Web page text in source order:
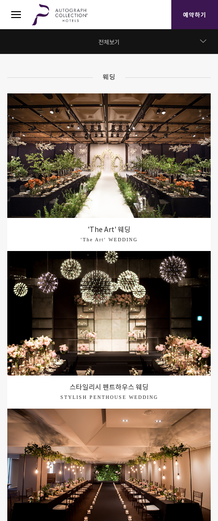
예약하기
전체보기
연회
그랜드볼룸 다이아몬드홀
루비홀 메이플홀
오키드홀 오팔룸
오크룸 파인 & 뱀부룸
패밀리 파티
케이터링 서비스
더 플라자 케이터링 프라이빗 베뉴
파트너 베뉴
웨딩
'The Art' 웨딩
'The Art' WEDDING
스타일리시 펜트하우스 웨딩
STYLISH PENTHOUSE WEDDING